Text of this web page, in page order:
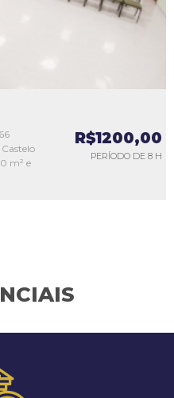
m² e
R$1200,00
PERÍODO DE 8 H